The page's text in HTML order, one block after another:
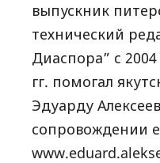
выпускник
технический
Диаспора” c
гг. помогал
Эдуарду
сопровождении